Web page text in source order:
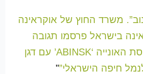
משרד החוץ של אוקראינה
בישראל פרסמו תגובה
רשמית על “כניסת האונייה ‘ABINSK’ עם דגן
חיפה הישראלי”"